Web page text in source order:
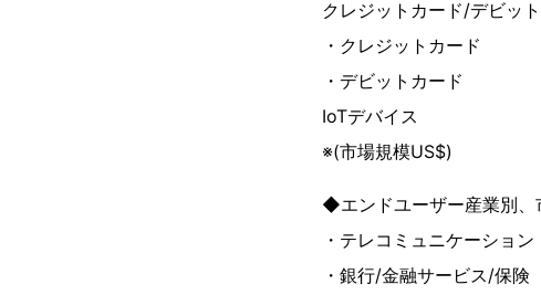
クレジットカード/デビッ
・クレジットカード
・デビットカード
IoTデバイス
※(市場規模US$)
◆エンドユーザー産業別
・テレコミュニケーション
・銀行/金融サービス/保険